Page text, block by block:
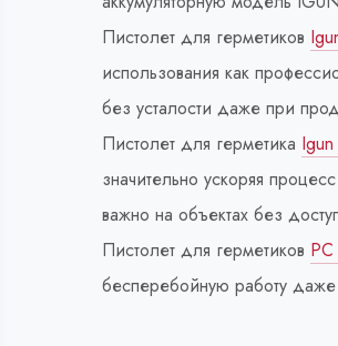
Пистолет для герметиков
использования как
без усталости даже при
Пистолет для герметика
значительно ускоряя
важно на объектах без
Пистолет для герметиков РС
бесперебойную работу даже